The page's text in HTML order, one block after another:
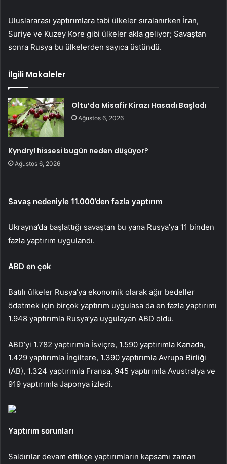
Uluslararası yaptırımlara tabi ülkeler sıralanırken İran,
Suriye ve Kuzey Kore gibi ülkeler akla geliyor; Savaştan
sonra Rusya bu ülkelerden sayıca üstündü.
İlgili Makaleler
Oltu’da Misafir Kirazı Hasadı Başladı
Ağustos 6, 2026
Kyndryl hissesi bugün neden düşüyor?
Ağustos 6, 2026
Savaş nedeniyle 11.000’den fazla yaptırım
Ukrayna’da başlattığı savaştan bu yana Rusya’ya 11 binden
fazla yaptırım uygulandı.
ABD en çok
Batılı ülkeler Rusya’ya ekonomik olarak ağır bedeller
ödetmek için birçok yaptırım uygulasa da en fazla yaptırımı
1.948 yaptırımla Rusya’ya uygulayan ABD oldu.
ABD’yi 1.782 yaptırımla İsviçre, 1.590 yaptırımla Kanada,
1.429 yaptırımla İngiltere, 1.390 yaptırımla Avrupa Birliği
(AB), 1.324 yaptırımla Fransa, 945 yaptırımla Avustralya ve
919 yaptırımla Japonya izledi.
Yaptırım sorunları
Saldırılar devam ettikçe yaptırımların kapsamı zaman